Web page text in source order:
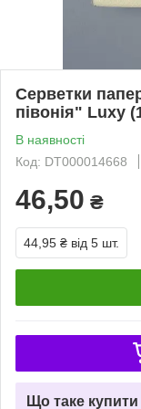
Серветки
півонія" Luxy
В наявності
Код: DT000014668
46,50 ₴
44,95 ₴ від 5 шт.
Що таке